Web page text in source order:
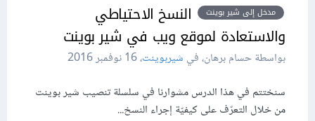
مدخل إلى شير بوينت
النسخ الاحتياطي
والاستعادة لموقع ويب في شير بوينت
بواسطة حسام برهان، في شيربوينت،16 نوفمبر 2016
سنختتم في هذا الدرس مشوارنا في سلسلة تنصيب شير بوينت
من خلال التعرّف على كيفيّة إجراء النسخ...